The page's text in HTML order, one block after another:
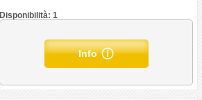
Disponibilità: 1
Info